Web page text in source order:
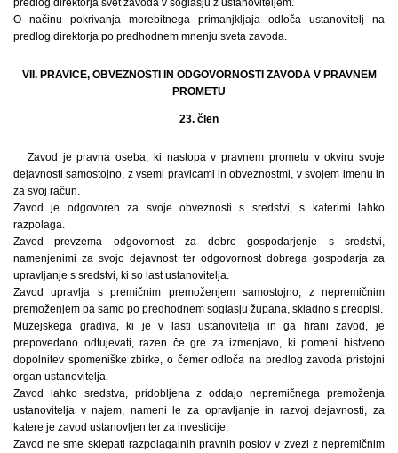
O načinu pokrivanja morebitnega primanjkljaja odloča ustanovitelj na
predlog direktorja po predhodnem mnenju sveta zavoda.
VII. PRAVICE, OBVEZNOSTI IN ODGOVORNOSTI ZAVODA V PRAVNEM
PROMETU
23. člen
Zavod je pravna oseba, ki nastopa v pravnem prometu v okviru svoje
dejavnosti samostojno, z vsemi pravicami in obveznostmi, v svojem imenu in
za svoj račun.
Zavod je odgovoren za svoje obveznosti s sredstvi, s katerimi lahko
razpolaga.
Zavod prevzema odgovornost za dobro gospodarjenje s sredstvi,
namenjenimi za svojo dejavnost ter odgovornost dobrega gospodarja za
upravljanje s sredstvi, ki so last ustanovitelja.
Zavod upravlja s premičnim premoženjem samostojno, z nepremičnim
premoženjem pa samo po predhodnem soglasju župana, skladno s predpisi.
Muzejskega gradiva, ki je v lasti ustanovitelja in ga hrani zavod, je
prepovedano odtujevati, razen če gre za izmenjavo, ki pomeni bistveno
dopolnitev spomeniške zbirke, o čemer odloča na predlog zavoda pristojni
organ ustanovitelja.
Zavod lahko sredstva, pridobljena z oddajo nepremičnega premoženja
ustanovitelja v najem, nameni le za opravljanje in razvoj dejavnosti, za
katere je zavod ustanovljen ter za investicije.
Zavod ne sme sklepati razpolagalnih pravnih poslov v zvezi z nepremičnim